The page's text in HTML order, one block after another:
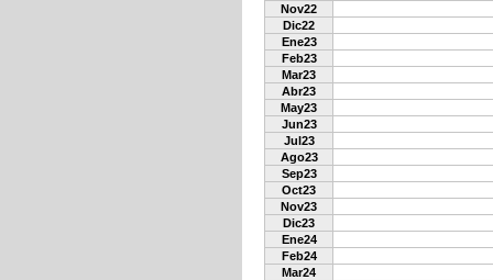
Nov22
Dic22
Ene23
Feb23
Mar23
Abr23
May23
Jun23
Jul23
Ago23
Sep23
Oct23
Nov23
Dic23
Ene24
Feb24
Mar24